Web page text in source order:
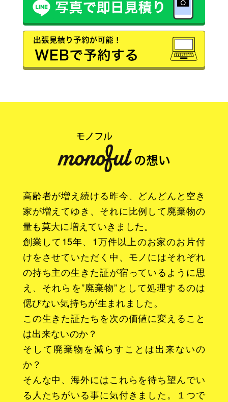
高齢者が増え続ける昨今、どんどんと空き
家が増えてゆき、それに比例して廃棄物の
量も莫大に増えていきました。
創業して15年、1万件以上のお家のお片付
けをさせていただく中、モノにはそれぞれ
の持ち主の生きた証が宿っているように思
え、それらを”廃棄物”として処理するのは
偲びない気持ちが生まれました。
この生きた証たちを次の価値に変えること
は出来ないのか？
そして廃棄物を減らすことは出来ないの
か？
そんな中、海外にはこれらを待ち望んでい
る人たちがいる事に気付きました。１つで